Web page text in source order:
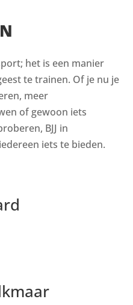
het is een manier
te trainen. Of je nu je
meer
of gewoon iets
BJJ in
iets te bieden.